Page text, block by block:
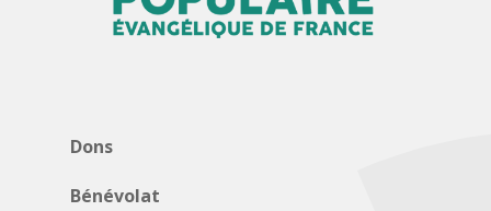
Dons
Bénévolat